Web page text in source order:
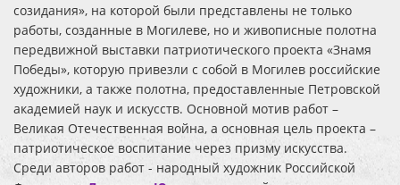
созидания», на которой были представлены не только
работы, созданные в Могилеве, но и живописные полотна
передвижной выставки патриотического проекта «Знамя
Победы», которую привезли с собой в Могилев российские
художники, а также полотна, предоставленные Петровской
академией наук и искусств. Основной мотив работ –
Великая Отечественная война, а основная цель проекта –
патриотическое воспитание через призму искусства.
Среди авторов работ - народный художник Российской